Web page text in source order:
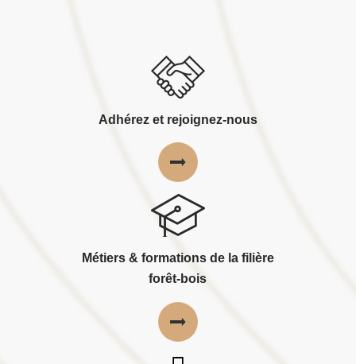
Adhérez et rejoignez-nous
Métiers & formations de la filière
forêt-bois